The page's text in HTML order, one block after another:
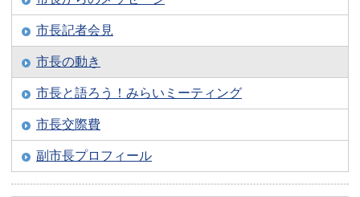
市長記者会見
市長の動き
市長と語ろう！みらいミーティング
市長交際費
副市長プロフィール